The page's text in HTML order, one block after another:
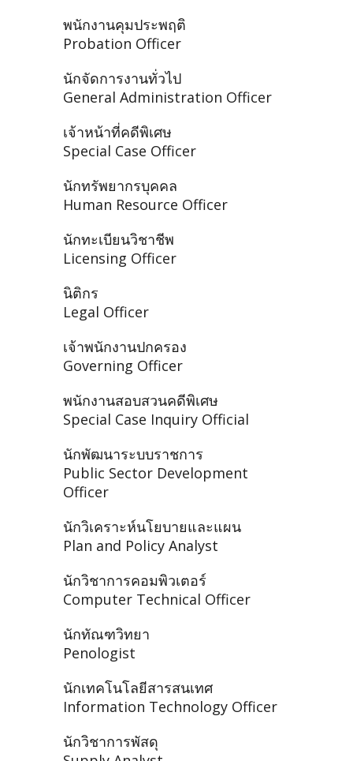
พนักงานคุมประพฤติ
Probation Officer
นักจัดการงานทั่วไป
General Administration Officer
เจ้าหน้าที่คดีพิเศษ
Special Case Officer
นักทรัพยากรบุคคล
Human Resource Officer
นักทะเบียนวิชาชีพ
Licensing Officer
นิติกร
Legal Officer
เจ้าพนักงานปกครอง
Governing Officer
พนักงานสอบสวนคดีพิเศษ
Special Case Inquiry Official
นักพัฒนาระบบราชการ
Public Sector Development
Officer
นักวิเคราะห์นโยบายและแผน
Plan and Policy Analyst
นักวิชาการคอมพิวเตอร์
Computer Technical Officer
นักทัณฑวิทยา
Penologist
นักเทคโนโลยีสารสนเทศ
Information Technology Officer
นักวิชาการพัสดุ